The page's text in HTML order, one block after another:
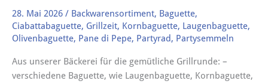
28. Mai 2026 / Backwarensortiment, Baguette,
Ciabattabaguette, Grillzeit, Kornbaguette, Laugenbaguette,
Olivenbaguette, Pane di Pepe, Partyrad, Partysemmeln
Aus unserer Bäckerei für die gemütliche Grillrunde: –
verschiedene Baguette, wie Laugenbaguette, Kornbaguette,